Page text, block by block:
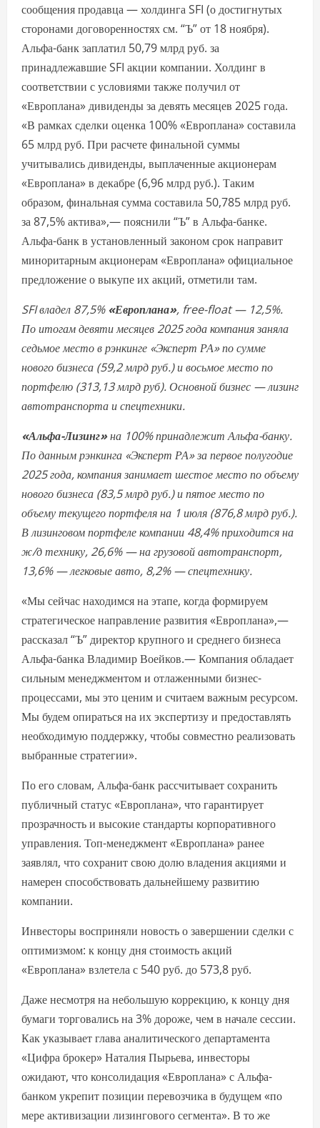
сообщения продавца — холдинга SFI (о достигнутых
сторонами договоренностях см. “Ъ” от 18 ноября).
Альфа-банк заплатил 50,79 млрд руб. за
принадлежавшие SFI акции компании. Холдинг в
соответствии с условиями также получил от
«Европлана» дивиденды за девять месяцев 2025 года.
«В рамках сделки оценка 100% «Европлана» составила
65 млрд руб. При расчете финальной суммы
учитывались дивиденды, выплаченные акционерам
«Европлана» в декабре (6,96 млрд руб.). Таким
образом, финальная сумма составила 50,785 млрд руб.
за 87,5% актива»,— пояснили “Ъ” в Альфа-банке.
Альфа-банк в установленный законом срок направит
миноритарным акционерам «Европлана» официальное
предложение о выкупе их акций, отметили там.
SFI владел 87,5%«Европлана», free-float — 12,5%.
По итогам девяти месяцев 2025 года компания заняла
седьмое место в рэнкинге «Эксперт РА» по сумме
нового бизнеса (59,2 млрд руб.) и восьмое место по
портфелю (313,13 млрд руб). Основной бизнес — лизинг
автотранспорта и спецтехники.
«Альфа-Лизинг»на 100% принадлежит Альфа-банку.
По данным рэнкинга «Эксперт РА» за первое полугодие
2025 года, компания занимает шестое место по объему
нового бизнеса (83,5 млрд руб.) и пятое место по
объему текущего портфеля на 1 июля (876,8 млрд руб.).
В лизинговом портфеле компании 48,4% приходится на
ж/д технику, 26,6% — на грузовой автотранспорт,
13,6% — легковые авто, 8,2% — спецтехнику.
«Мы сейчас находимся на этапе, когда формируем
стратегическое направление развития «Европлана»,—
рассказал “Ъ” директор крупного и среднего бизнеса
Альфа-банка Владимир Воейков.— Компания обладает
сильным менеджментом и отлаженными бизнес-
процессами, мы это ценим и считаем важным ресурсом.
Мы будем опираться на их экспертизу и предоставлять
необходимую поддержку, чтобы совместно реализовать
выбранные стратегии».
По его словам, Альфа-банк рассчитывает сохранить
публичный статус «Европлана», что гарантирует
прозрачность и высокие стандарты корпоративного
управления. Топ-менеджмент «Европлана» ранее
заявлял, что сохранит свою долю владения акциями и
намерен способствовать дальнейшему развитию
компании.
Инвесторы восприняли новость о завершении сделки с
оптимизмом: к концу дня стоимость акций
«Европлана» взлетела с 540 руб. до 573,8 руб.
Даже несмотря на небольшую коррекцию, к концу дня
бумаги торговались на 3% дороже, чем в начале сессии.
Как указывает глава аналитического департамента
«Цифра брокер» Наталия Пырьева, инвесторы
ожидают, что консолидация «Европлана» с Альфа-
банком укрепит позиции перевозчика в будущем «по
мере активизации лизингового сегмента». В то же